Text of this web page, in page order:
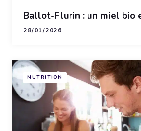
Ballot-Flurin : un miel bio
28/01/2026
NUTRITION